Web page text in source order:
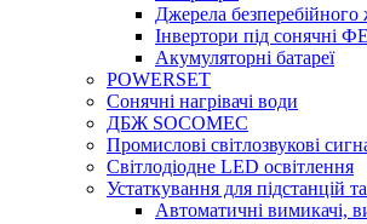
Джерела
Інвертори під сонячні
Акумуляторні батареї
POWERSET
Сонячні нагрівачі води
ДБЖ SOCOMEC
Промислові світлозвукові
Світлодіодне LED освітлення
Устаткування для підстанцій
Автоматичні вимикачі,